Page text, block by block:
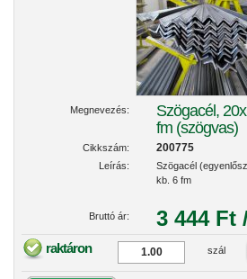
Megnevezés:
Szögacél,
fm (szögvas)
Cikkszám: 200775
Leírás:
Szögacél
kb. 6 fm
Bruttó ár: 3 444 Ft
raktáron szál